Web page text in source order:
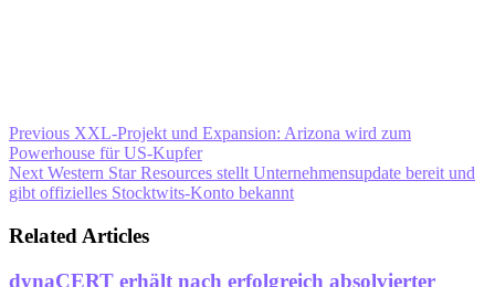
Previous XXL-Projekt und Expansion: Arizona wird zum
Powerhouse für US-Kupfer
Next Western Star Resources stellt Unternehmensupdate bereit und
gibt offizielles Stocktwits-Konto bekannt
Related Articles
dynaCERT erhält nach erfolgreich absolvierter